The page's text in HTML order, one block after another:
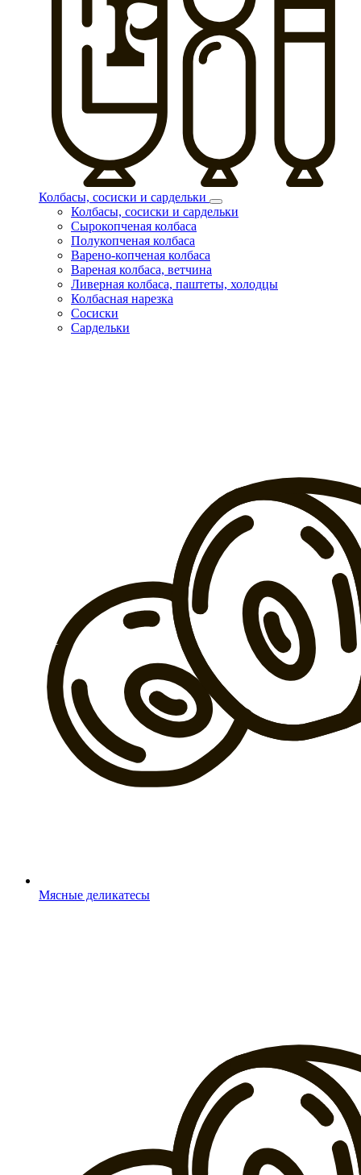
Колбасы, сосиски и сардельки
Колбасы, сосиски и сардельки
Сырокопченая колбаса
Полукопченая колбаса
Варено-копченая колбаса
Вареная колбаса, ветчина
Ливерная колбаса, паштеты, холодцы
Колбасная нарезка
Сосиски
Сардельки
Мясные деликатесы